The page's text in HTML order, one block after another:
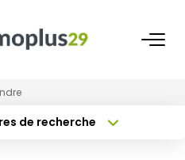
de recherche